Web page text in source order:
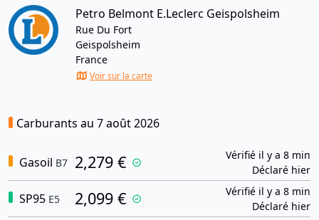
Petro Belmont E.Leclerc Geispolsheim
Rue Du Fort
Geispolsheim
France
Voir sur la carte
Carburants au 7 août 2026
Gasoil B7 2,279 €
Vérifié il y a 8 min
Déclaré hier
SP95 E5 2,099 €
Vérifié il y a 8 min
Déclaré hier